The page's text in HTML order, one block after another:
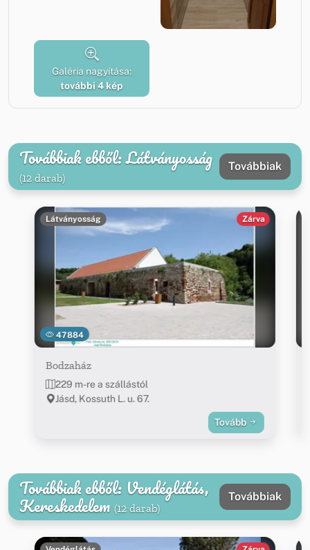
Galéria nagyítása:
további 4 kép
Továbbiak ebből: Látványosság
(12 darab)
Továbbiak
47884
Látványosság Zárva
Bodzaház
229 m-re a szállástól
Jásd, Kossuth L. u. 67.
Tovább
Továbbiak ebből: Vendéglátás,
Kereskedelem (12 darab)
Továbbiak